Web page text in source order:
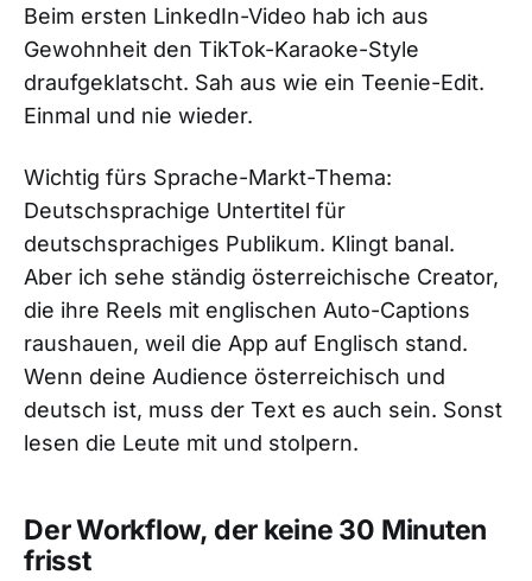
Beim ersten LinkedIn-Video hab ich aus
Gewohnheit den TikTok-Karaoke-Style
draufgeklatscht. Sah aus wie ein Teenie-Edit.
Einmal und nie wieder.
Wichtig fürs Sprache-Markt-Thema:
Deutschsprachige Untertitel für
deutschsprachiges Publikum. Klingt banal.
Aber ich sehe ständig österreichische Creator,
die ihre Reels mit englischen Auto-Captions
raushauen, weil die App auf Englisch stand.
Wenn deine Audience österreichisch und
deutsch ist, muss der Text es auch sein. Sonst
lesen die Leute mit und stolpern.
Der Workflow, der keine 30 Minuten
frisst